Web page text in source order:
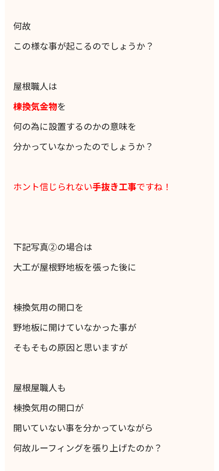
何故
この様な事が起こるのでしょうか？
屋根職人は
棟換気金物を
何の為に設置するのかの意味を
分かっていなかったのでしょうか？
ホント信じられない手抜き工事ですね！
下記写真②の場合は
大工が屋根野地板を張った後に
棟換気用の開口を
野地板に開けていなかった事が
そもそもの原因と思いますが
屋根屋職人も
棟換気用の開口が
開いていない事を分かっていながら
何故ルーフィングを張り上げたのか？